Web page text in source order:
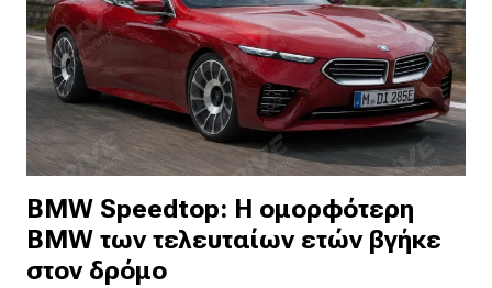
BMW Speedtop: Η ομορφότερη
BMW των τελευταίων ετών βγήκε
στον δρόμο